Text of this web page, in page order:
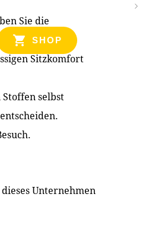
SHOP
Sie die
Produkte zu
Sitzkomfort
selbst
Unternehmen